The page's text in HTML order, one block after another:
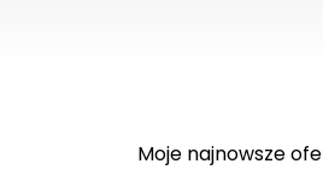
Moje najnowsze